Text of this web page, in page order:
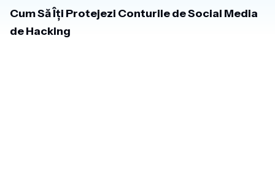
Cum Să Îți Protejezi Conturile de Social Media
de Hacking